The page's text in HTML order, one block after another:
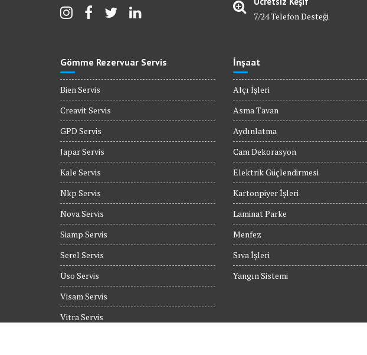
7/24 Telefon Desteği
Gömme Rezervuar Servis
Bien Servis
Creavit Servis
GPD Servis
Japar Servis
Kale Servis
Nkp Servis
Nova Servis
Siamp Servis
Serel Servis
Üso Servis
Visam Servis
Vitra Servis
İnşaat
Alçı İşleri
Asma Tavan
Aydınlatma
Cam Dekorasyon
Elektrik Güçlendirmesi
Kartonpiyer İşleri
Laminat Parke
Menfez
Sıva İşleri
Yangın Sistemi